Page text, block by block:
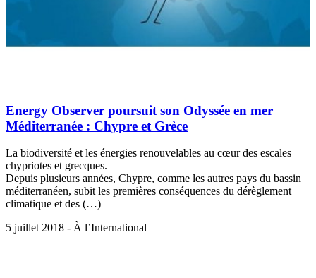
Energy Observer poursuit son Odyssée en mer
Méditerranée : Chypre et Grèce
La biodiversité et les énergies renouvelables au cœur des escales
chypriotes et grecques.
Depuis plusieurs années, Chypre, comme les autres pays du bassin
méditerranéen, subit les premières conséquences du dérèglement
climatique et des (…)
5 juillet 2018 - À l’International